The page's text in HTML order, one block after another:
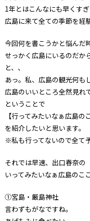
1年とはこんなにも早くす
広島に来て全ての季節を経
今回何を書こうかと悩んだ
せっかく広島にいるのだか
と、、
あっ。私、広島の観光何も
広島のいいところ全然見れ
ということで
【行ってみたいなぁ広島の
を紹介したいと思います。
※私も行ってないので全て予
それでは早速、出口春奈の
いってみたいなぁ広島のこ
①宮島・厳島神社
言わずもがなですね。